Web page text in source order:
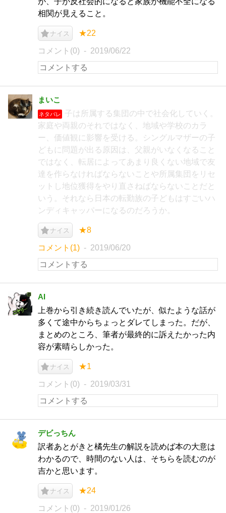
相関が見えること。
ナイス ★22
コメント(0) 2019/06/22
まいこ
ネタバレ
子は所属する集団の中で社会化していく。
家庭や両親のそれではなく、地域や学校のカラ
ー、価値観に影響を受ける。シングルマザーの子
どもに問題が出る原因は、父親がいなくなること
ではなく、転居によってあまり良くない地域で友
達を作らなければならないことや所属集団をリセ
ットし地位獲得をやり直さねばならないことだと
いう。それなら日本の転勤族の子どもはすごいハ
ンディキャッパーになるのだろうか。
ナイス ★8
コメント(1) 2019/06/20
AI
上巻から引き続き読んでいたが、似たような話が
多くて途中からちょっとダレてしまった。だが、
まとめのところ、筆者が最終的に訴えたかった内
容が素晴らしかった。
ナイス ★1
コメント(0) 2019/03/31
デビっちん
訳者あとがきと橘先生の解説を読めば本の大意は
わかるので、時間のない人は、そちらを読むのが
吉かと思います。
ナイス ★24
コメント(0) 2019/01/26